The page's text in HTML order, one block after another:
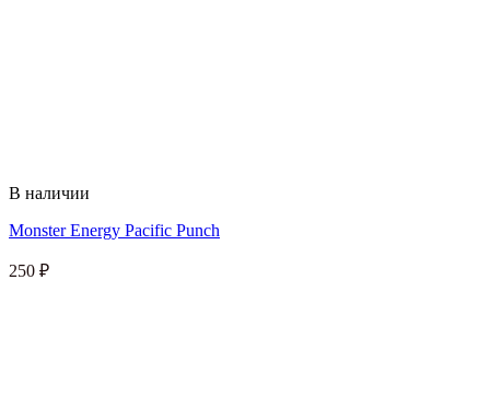
В наличии
Monster Energy Pacific Punch
250 ₽